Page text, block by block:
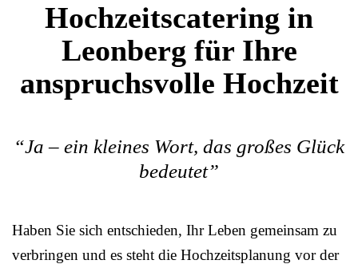
Hochzeitscatering in
Leonberg für Ihre
anspruchsvolle Hochzeit
“Ja – ein kleines Wort, das großes Glück
bedeutet”
Haben Sie sich entschieden, Ihr Leben gemeinsam zu
verbringen und es steht die Hochzeitsplanung vor der